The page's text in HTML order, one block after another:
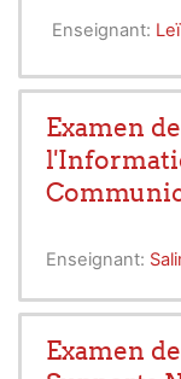
Enseignant:
Examen
Enseignant:
Examen des